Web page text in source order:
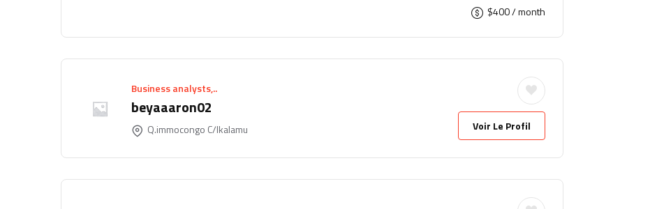
$400/ month
Business analysts,..
beyaaaron02
Q.immocongo C/lkalamu Voir Le Profil